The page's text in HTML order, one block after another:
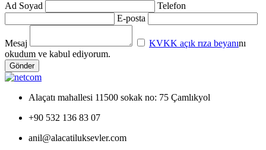
Ad Soyad
Telefon
E-posta
Mesaj KVKK açık rıza beyanını
okudum ve kabul ediyorum.
Gönder
Alaçatı mahallesi 11500 sokak no: 75 Çamlıkyol
+90 532 136 83 07
anil@alacatiluksevler.com